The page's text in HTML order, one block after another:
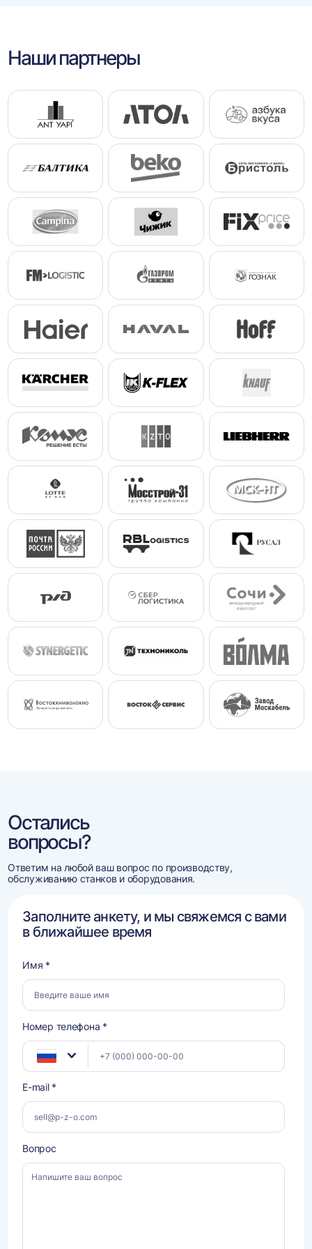
Наши партнеры
Остались
вопросы?
Ответим на любой ваш вопрос по производству,
обслуживанию станков и оборудования.
Заполните анкету, и мы свяжемся с вами
в ближайшее время
Имя *
Номер телефона *
E-mail *
Вопрос